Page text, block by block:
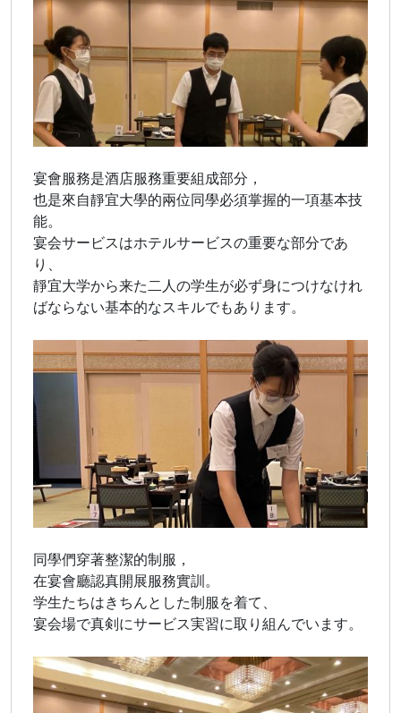
宴會服務是酒店服務重要組成部分，
也是來自靜宜大學的兩位同學必須掌握的一項基本技
能。
宴会サービスはホテルサービスの重要な部分であ
り、
靜宜大学から来た二人の学生が必ず身につけなけれ
ばならない基本的なスキルでもあります。
同學們穿著整潔的制服，
在宴會廳認真開展服務實訓。
学生たちはきちんとした制服を着て、
宴会場で真剣にサービス実習に取り組んでいます。